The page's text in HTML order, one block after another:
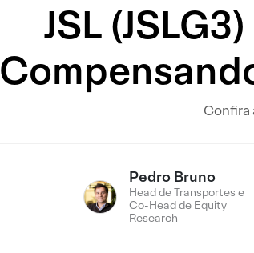
JSL
Confira
Pedro Bruno
Head de Transportes e
Co-Head de Equity
Research